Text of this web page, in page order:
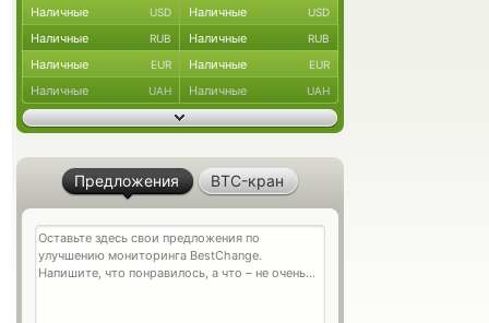
Наличные USD Наличные USD
Наличные RUB Наличные RUB
Наличные EUR Наличные EUR
Наличные UAH Наличные UAH
Предложения BTC-кран